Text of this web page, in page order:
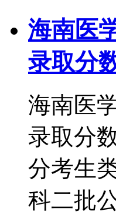
海南医
录取分
海南医
录取分
分考生
科二批